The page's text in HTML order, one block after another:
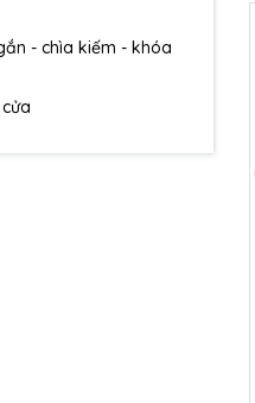
- chìa kiếm - khóa